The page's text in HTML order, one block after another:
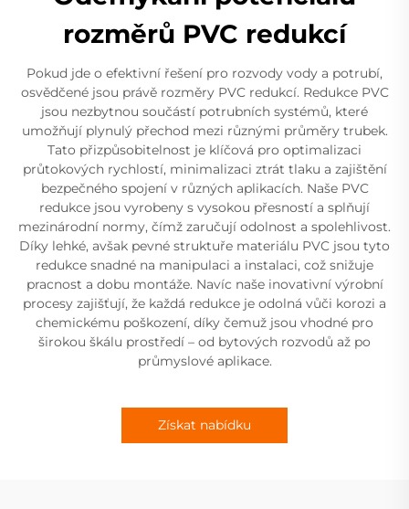
rozměrů PVC redukcí
Pokud jde o efektivní řešení pro rozvody vody a potrubí,
osvědčené jsou právě rozměry PVC redukcí. Redukce PVC
jsou nezbytnou součástí potrubních systémů, které
umožňují plynulý přechod mezi různými průměry trubek.
Tato přizpůsobitelnost je klíčová pro optimalizaci
průtokových rychlostí, minimalizaci ztrát tlaku a zajištění
bezpečného spojení v různých aplikacích. Naše PVC
redukce jsou vyrobeny s vysokou přesností a splňují
mezinárodní normy, čímž zaručují odolnost a spolehlivost.
Díky lehké, avšak pevné struktuře materiálu PVC jsou tyto
redukce snadné na manipulaci a instalaci, což snižuje
pracnost a dobu montáže. Navíc naše inovativní výrobní
procesy zajišťují, že každá redukce je odolná vůči korozi a
chemickému poškození, díky čemuž jsou vhodné pro
širokou škálu prostředí – od bytových rozvodů až po
průmyslové aplikace.
Získat nabídku